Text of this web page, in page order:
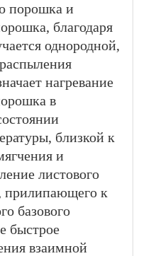
порошка и
благодаря
однородной,
нагревание
в
близкой к
и
листового
прилипающего к
базового
быстрое
взаимной